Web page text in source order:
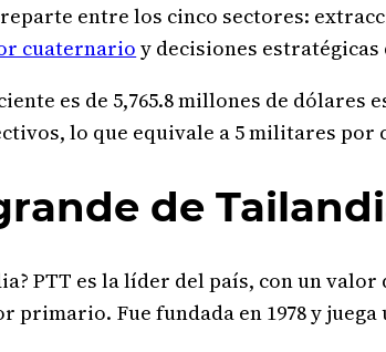
entre los cinco sectores:
cuaternario y decisiones
es de 5,765.8 millones de dólares
lo que equivale a 5 militares por
de
PTT es la líder del país, con un valor
Fue fundada en 1978 y